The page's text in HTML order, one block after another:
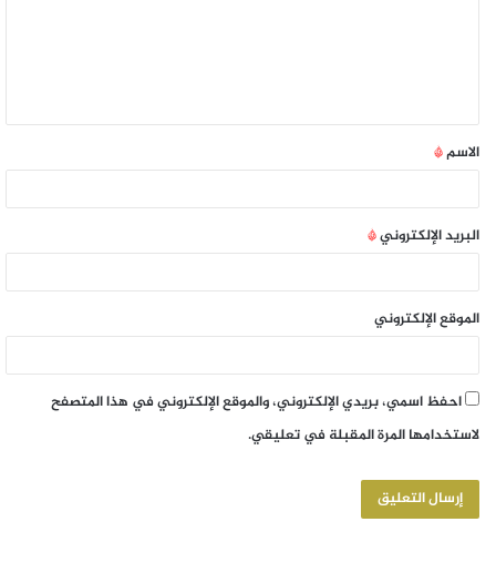
الاسم*
البريد الإلكتروني*
الموقع الإلكتروني
احفظ اسمي، بريدي الإلكتروني، والموقع الإلكتروني في هذا المتصفح
لاستخدامها المرة المقبلة في تعليقي.